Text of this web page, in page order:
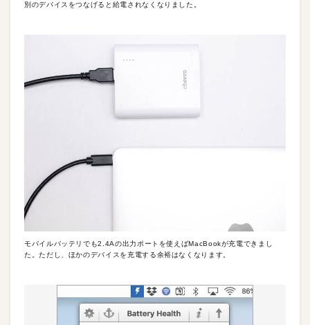
別のデバイスをつなげると給電されなくなりました。
モバイルバッテリでも2.4Aの出力ポートを使えばMacBookが充電できまし
た。ただし、ほかのデバイスを充電する余裕はなくなります。